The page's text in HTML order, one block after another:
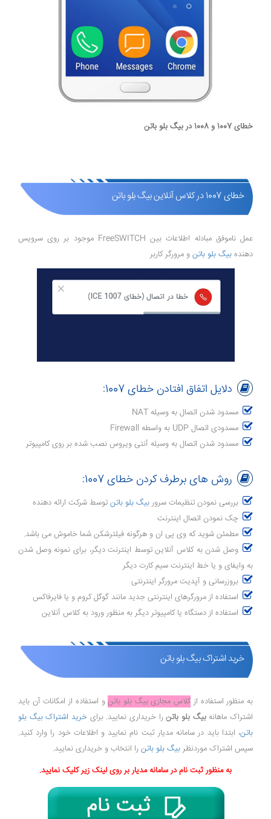
خطای 1007 و 1008 در بیگ بلو باتن
خطای 1007 در کلاس آنلاین بیگ بلو باتن
عمل ناموفق مبادله اطلاعات بین FreeSWITCH موجود بر روی سرویس
دهنده بیگ بلو باتن و مرورگر کاربر
دلایل اتفاق افتادن خطای 1007:
مسدود شدن اتصال به وسیله NAT
مسدودی اتصال UDP به واسطه Firewall
مسدود شدن اتصال به وسیله آنتی ویروس نصب شده بر روی کامپیوتر
روش های برطرف کردن خطای 1007:
بررسی نمودن تنظیمات سرور بیگ بلو باتن توسط شرکت ارائه دهنده
چک نمودن اتصال اینترنت
مطمئن شوید که وی پی ان و هرگونه فیلترشکن شما خاموش می باشد.
وصل شدن به کلاس آنلاین توسط اینترنت دیگر، برای نمونه وصل شدن
به وایفای و یا خط اینترنت سیم کارت دیگر
بروزرسانی و آپدیت مرورگر اینترنتی
استفاده از مرورگرهای اینترنتی جدید مانند گوگل کروم و یا فایرفاکس
استفاده از دستگاه یا کامپیوتر دیگر به منظور ورود به کلاس آنلاین
خرید اشتراک بیگ بلو باتن
به منظور استفاده ازکلاس مجازی بیگ بلو باتنو استفاده از امکانات آن باید
اشتراک ماهانه بیگ بلو باتنرا خریداری نمایید. برای خرید اشتراک بیگ بلو
باتن، ابتدا باید در سامانه مدیار ثبت نام نمایید و اطلاعات خود را وارد کنید.
سپس اشتراک موردنظر بیگ بلو باتن را انتخاب و خریداری نمایید.
به منظور ثبت نام در سامانه مدیار بر روی لینک زیر کلیک نمایید.